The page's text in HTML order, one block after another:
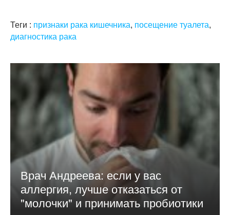
Теги : признаки рака кишечника, посещение туалета,
диагностика рака
Врач Андреева: если у вас
аллергия, лучше отказаться от
"молочки" и принимать пробиотики